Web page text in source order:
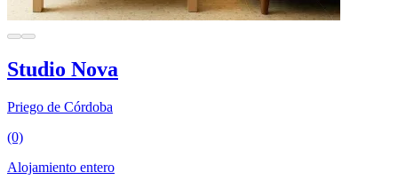
Studio Nova
Priego de Córdoba
(0)
Alojamiento entero